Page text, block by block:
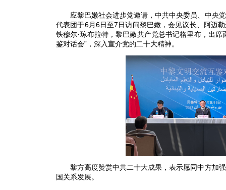
应黎巴嫩社会进步党邀请，中共中央委员、中央
代表团于6月6日至7日访问黎巴嫩，会见议长、阿迈
铁穆尔·琼布拉特，黎巴嫩共产党总书记格里布，出
鉴对话会”，深入宣介党的二十大精神。
黎方高度赞赏中共二十大成果，表示愿同中方加
国关系发展。